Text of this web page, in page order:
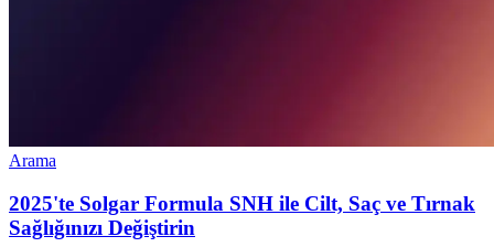
Arama
2025'te Solgar Formula SNH ile Cilt, Saç ve Tırnak
Sağlığınızı Değiştirin